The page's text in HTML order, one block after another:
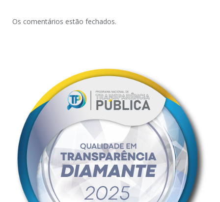
Os comentários estão fechados.